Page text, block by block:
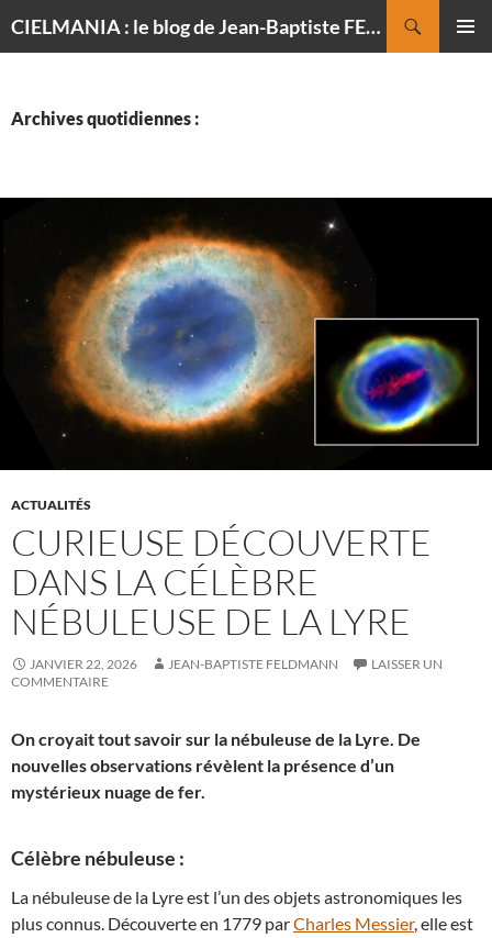
CIELMANIA : le blog de Jean-Baptiste FELDMANN, photographe du ciel
Archives quotidiennes :
ACTUALITÉS
CURIEUSE DÉCOUVERTE
DANS LA CÉLÈBRE
NÉBULEUSE DE LA LYRE
JANVIER 22, 2026 JEAN-BAPTISTE FELDMANN
LAISSER UN
COMMENTAIRE
On croyait tout savoir sur la nébuleuse de la Lyre. De
nouvelles observations révèlent la présence d’un
mystérieux nuage de fer.
Célèbre nébuleuse :
La nébuleuse de la Lyre est l’un des objets astronomiques les
plus connus. Découverte en 1779 parCharles Messier, elle est